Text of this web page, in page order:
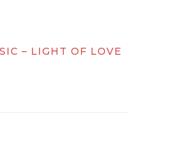
– LIGHT OF LOVE